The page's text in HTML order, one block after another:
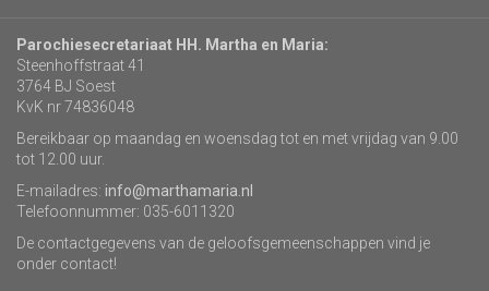
Parochiesecretariaat HH. Martha en Maria:
Steenhoffstraat 41
3764 BJ Soest
KvK nr 74836048
Bereikbaar op maandag en woensdag tot en met vrijdag van 9.00
tot 12.00 uur.
E-mailadres: info@marthamaria.nl
Telefoonnummer: 035-6011320
De contactgegevens van de geloofsgemeenschappen vind je
onder contact!